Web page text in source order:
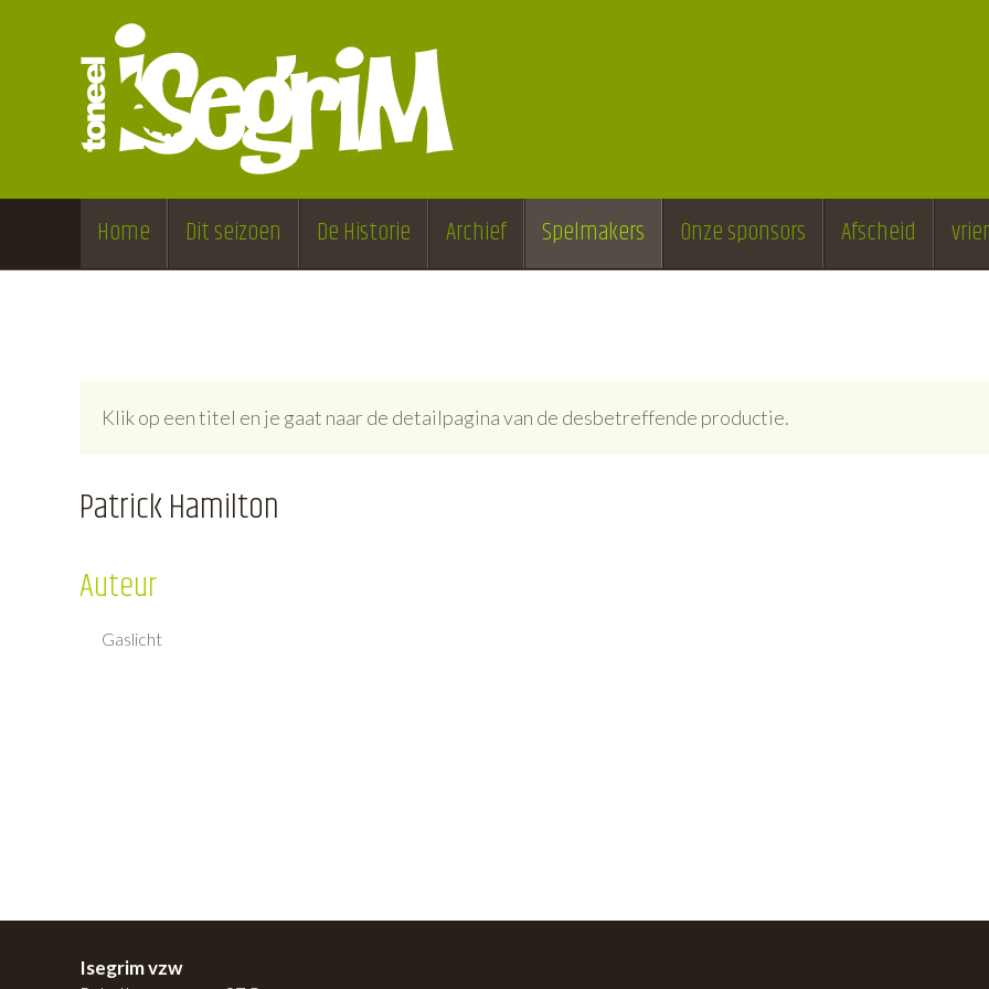
Home Dit seizoen De Historie Archief Spelmakers Onze sponsors Afscheid
Klik op een titel en je gaat naar de detailpagina van de desbetreffende productie.
Patrick Hamilton
Auteur
Gaslicht
Isegrim vzw